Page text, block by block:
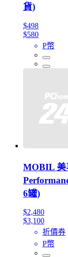
貨)
$498
$580
P幣
MOBIL 美
6罐)
$2,480
$3,100
折價券
P幣